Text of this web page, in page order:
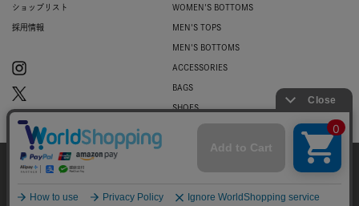
ショップリスト
採用情報
WOMEN'S BOTTOMS
MEN'S TOPS
MEN'S BOTTOMS
ACCESSORIES
BAGS
SHOES
ZUCCa LOGO
当サイトではお客様のウェブサイト体験を
より向上させる為にCookieを使用しており
認ください。